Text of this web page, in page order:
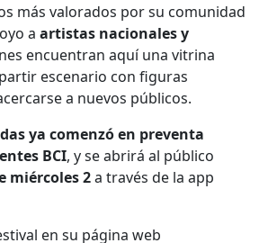
más valorados por su comunidad
a artistas nacionales y
encuentran aquí una vitrina
escenario con figuras
a nuevos públicos.
ya comenzó en preventa
BCI, y se abrirá al público
miércoles 2a través de la app
en su página web